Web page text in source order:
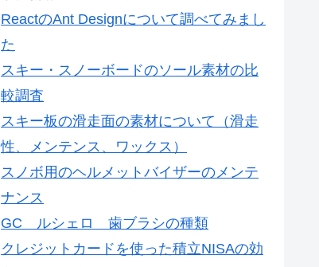
ReactのAnt Designについて調べてみまし
た
スキー・スノーボードのソール素材の比
較調査
スキー板の滑走面の素材について（滑走
性、メンテンス、ワックス）
スノボ用のヘルメットバイザーのメンテ
ナンス
GC ルシェロ 歯ブラシの種類
クレジットカードを使った積立NISAの効